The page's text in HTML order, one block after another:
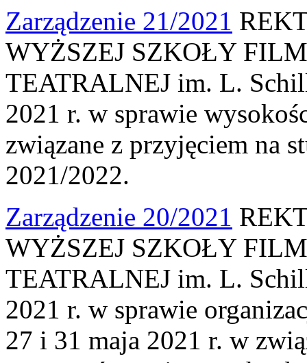
Zarządzenie 21/2021
WYŻSZEJ SZKOŁY
TEATRALNEJ im. L.
2021 r. w sprawie
związane z przyjęciem na
2021/2022.
Zarządzenie 20/2021
WYŻSZEJ SZKOŁY
TEATRALNEJ im. L.
2021 r. w sprawie
27 i 31 maja 2021 r. w